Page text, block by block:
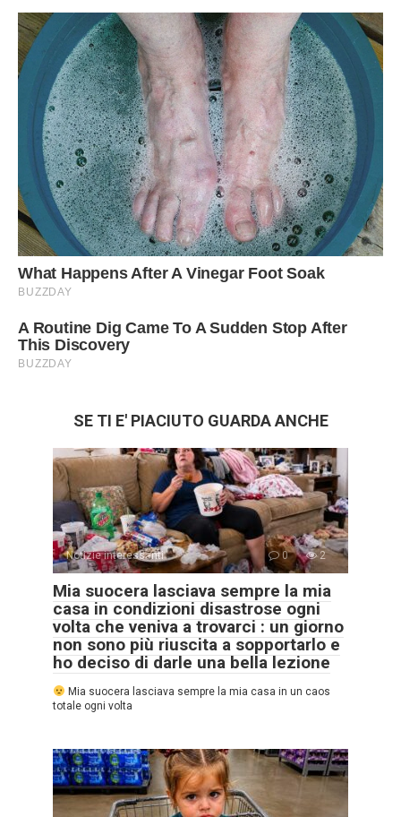
SE TI E' PIACIUTO GUARDA ANCHE
Notizie interessanti 0 2
Mia suocera lasciava sempre la mia
casa in condizioni disastrose ogni
volta che veniva a trovarci : un giorno
non sono più riuscita a sopportarlo e
ho deciso di darle una bella lezione
Mia suocera lasciava sempre la mia casa in un caos
totale ogni volta